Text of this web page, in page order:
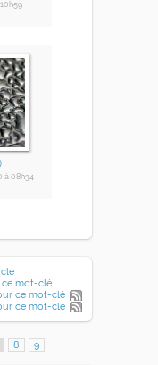
à 08h34
ce mot-clé
ce mot-clé
ce mot-clé
8 9